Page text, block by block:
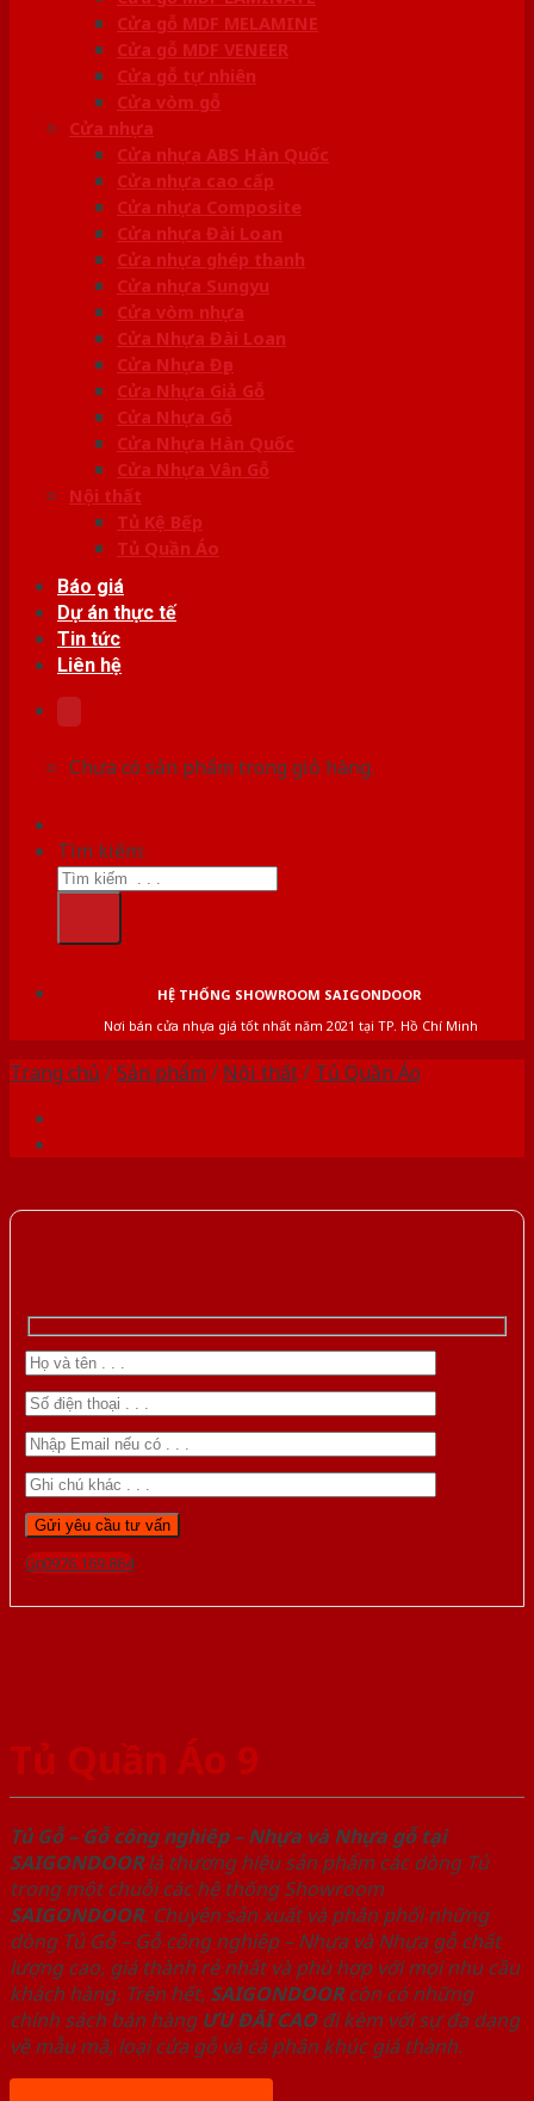
Cửa gỗ MDF MELAMINE
Cửa gỗ MDF VENEER
Cửa gỗ tự nhiên
Cửa vòm gỗ
Cửa nhựa
Cửa nhựa ABS Hàn Quốc
Cửa nhựa cao cấp
Cửa nhựa Composite
Cửa nhựa Đài Loan
Cửa nhựa ghép thanh
Cửa nhựa Sungyu
Cửa vòm nhựa
Cửa Nhựa Đài Loan
Cửa Nhựa Đẹp
Cửa Nhựa Giả Gỗ
Cửa Nhựa Gỗ
Cửa Nhựa Hàn Quốc
Cửa Nhựa Vân Gỗ
Nội thất
Tủ Kệ Bếp
Tủ Quần Áo
Báo giá
Dự án thực tế
Tin tức
Liên hệ
Chưa có sản phẩm trong giỏ hàng.
Tìm kiếm:
HỆ THỐNG SHOWROOM SAIGONDOOR
Nơi bán cửa nhựa giá tốt nhất năm 2021 tại TP. Hồ Chí Minh
Trang chủ /Sản phẩm / Nội thất/ Tủ Quần Áo
Gọi 0976.169.864
Tủ Quần Áo 9
Tủ Gỗ – Gỗ công nghiêp – Nhựa và Nhựa gỗ tại
SAIGONDOORlà thương hiệu sản phẩm các dòng Tủ
trong một chuỗi các hệ thống Showroom
SAIGONDOOR. Chuyên sản xuất và phân phối những
dòng Tủ Gỗ – Gỗ công nghiêp – Nhựa và Nhựa gỗ chất
lượng cao, giá thành rẻ nhất và phù hợp với mọi nhu cầu
khách hàng. Trên hết, SAIGONDOORcòn có những
chính sách bán hàng ƯU ĐÃI CAOđi kèm với sự đa dạng
về mẫu mã, loại cửa gỗ và cả phân khúc giá thành.